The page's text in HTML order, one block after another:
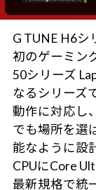
G TUNE H6シ
初のゲーミン
50シリーズ
なるシリーズ
動作に対応し
でも場所を選
能なように設
CPUにCore
最新規格で統